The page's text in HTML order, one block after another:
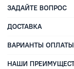
ЗАДАЙТЕ ВОПРОС
ДОСТАВКА
ВАРИАНТЫ ОПЛАТЫ
НАШИ